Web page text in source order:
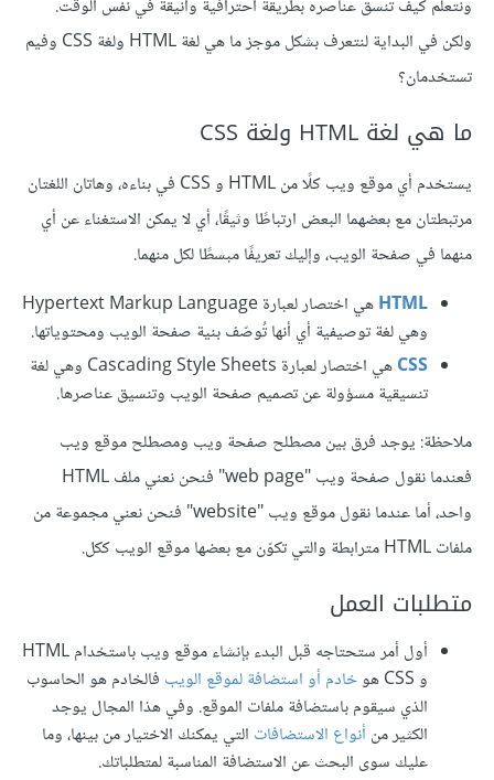
ونتعلم كيف تنسق عناصره بطريقة احترافية وأنيقة في نفس الوقت.
ولكن في البداية لنتعرف بشكل موجز ما هي لغة HTML ولغة CSS وفيم
تستخدمان؟
ما هي لغة HTML ولغة CSS
يستخدم أي موقع ويب كلًا من HTML و CSS في بناءه، وهاتان اللغتان
مرتبطتان مع بعضهما البعض ارتباطًا وثيقًا، أي لا يمكن الاستغناء عن أي
منهما في صفحة الويب، وإليك تعريفًا مبسطًا لكل منهما.
HTML
هي اختصار لعبارة Hypertext Markup Language
وهي لغة توصيفية أي أنها تُوصّف بنية صفحة الويب ومحتوياتها.
CSS
هي اختصار لعبارة Cascading Style Sheets وهي لغة
تنسيقية مسؤولة عن تصميم صفحة الويب وتنسيق عناصرها.
ملاحظة: يوجد فرق بين مصطلح صفحة ويب ومصطلح موقع ويب
فعندما نقول صفحة ويب "web page" فنحن نعني ملف HTML
واحد، أما عندما نقول موقع ويب "website" فنحن نعني مجموعة من
ملفات HTML مترابطة والتي تكوّن مع بعضها موقع الويب ككل.
متطلبات العمل
أول أمر ستحتاجه قبل البدء بإنشاء موقع ويب باستخدام HTML
و CSS هو
خادم أو استضافة لموقع الويب فالخادم هو الحاسوب
الذي سيقوم باستضافة ملفات الموقع. وفي هذا المجال يوجد
الكثير من أنواع الاستضافات التي يمكنك الاختيار من بينها، وما
عليك سوى البحث عن الاستضافة المناسبة لمتطلباتك.